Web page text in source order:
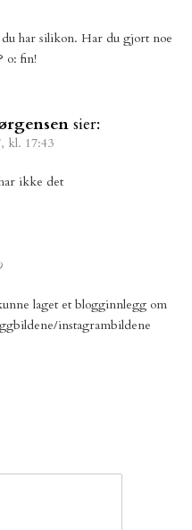
du har silikon. Har du gjort noe
o: fin!
sier:
kl. 17:43
ikke det
laget et blogginnlegg om
instagrambildene